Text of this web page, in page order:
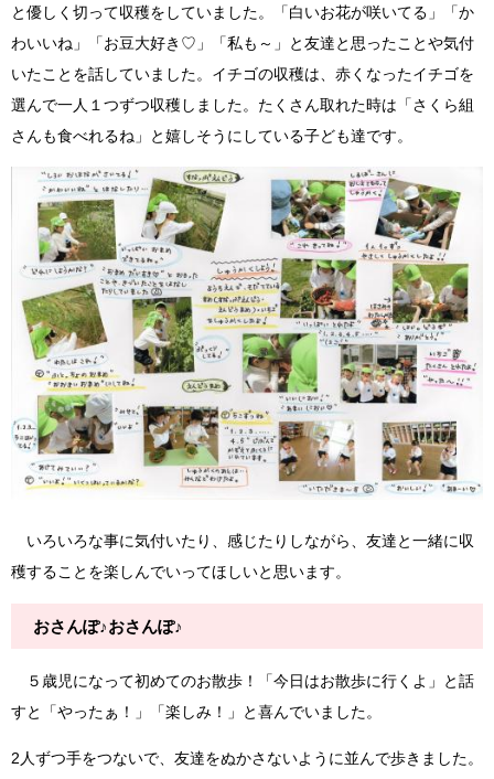
と優しく切って収穫をしていました。「白いお花が咲いてる」「か
わいいね」「お豆大好き♡」「私も～」と友達と思ったことや気付
いたことを話していました。イチゴの収穫は、赤くなったイチゴを
選んで一人１つずつ収穫しました。たくさん取れた時は「さくら組
さんも食べれるね」と嬉しそうにしている子ども達です。
いろいろな事に気付いたり、感じたりしながら、友達と一緒に収
穫することを楽しんでいってほしいと思います。
おさんぽ♪おさんぽ♪
５歳児になって初めてのお散歩！「今日はお散歩に行くよ」と話
すと「やったぁ！」「楽しみ！」と喜んでいました。
2人ずつ手をつないで、友達をぬかさないように並んで歩きました。